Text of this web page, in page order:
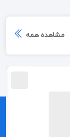
مشاهده همه